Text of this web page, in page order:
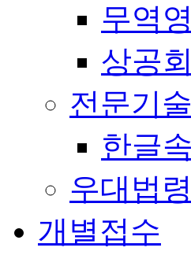
무역
상공
전문기술
한글
우대법령
개별접수